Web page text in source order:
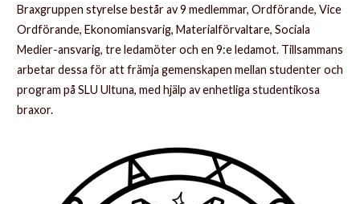
Braxgruppen styrelse består av 9 medlemmar, Ordförande, Vice
Ordförande, Ekonomiansvarig, Materialförvaltare, Sociala
Medier-ansvarig, tre ledamöter och en 9:e ledamot. Tillsammans
arbetar dessa för att främja gemenskapen mellan studenter och
program på SLU Ultuna, med hjälp av enhetliga studentikosa
braxor.